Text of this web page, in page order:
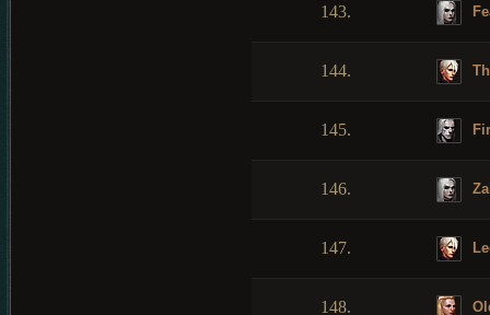
143.
144.
145.
146.
147.
148.